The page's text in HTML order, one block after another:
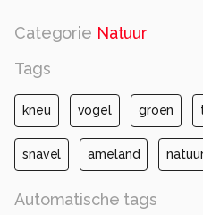
Categorie Natuur
Tags
kneu vogel groen
snavel ameland
Automatische tags